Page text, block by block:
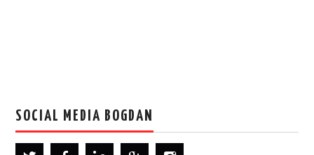
SOCIAL MEDIA BOGDAN